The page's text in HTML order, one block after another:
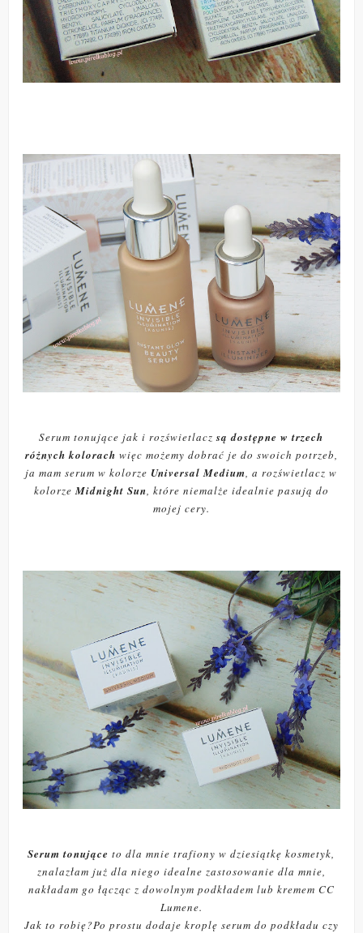
Serum tonujące jak i rozświetlaczsą dostępne w trzech
różnych kolorach więc możemy dobrać je do swoich potrzeb,
ja mam serum w kolorze Universal Medium, a rozświetlacz w
kolorzeMidnight Sun, które niemalże idealnie pasują do
mojej cery.
Serum tonujące to dla mnie trafiony w dziesiątkę kosmetyk,
znalazłam już dla niego idealne zastosowanie dla mnie,
nakładam go łącząc z dowolnym podkładem lub kremem CC
Lumene.
Jak to robię?Po prostu dodaje kroplę serum do podkładu czy